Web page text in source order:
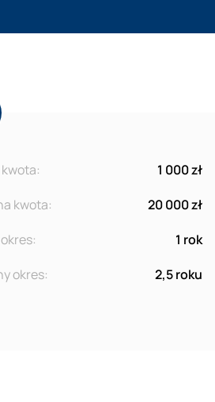
1 000 zł
kwota:
20 000 zł
1 rok
okres:
2,5 roku